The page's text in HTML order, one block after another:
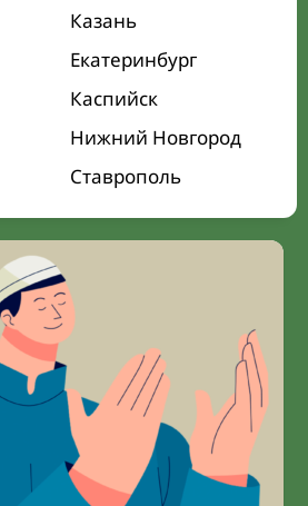
Казань
Екатеринбург
Каспийск
Нижний Новгород
Ставрополь